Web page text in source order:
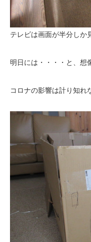
テレビは画面が半分しか
明日には・・・・と、想
コロナの影響は計り知れ